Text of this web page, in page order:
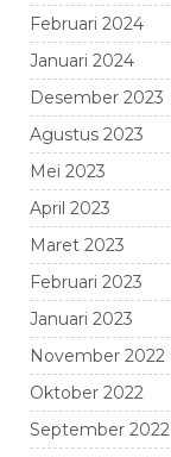
Februari 2024
Januari 2024
Desember 2023
Agustus 2023
Mei 2023
April 2023
Maret 2023
Februari 2023
Januari 2023
November 2022
Oktober 2022
September 2022